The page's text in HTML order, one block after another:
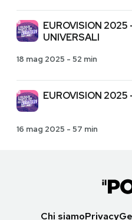
EUROVISION 2025
UNIVERSALI
18 mag 2025 - 52 min
EUROVISION 2025
16 mag 2025 - 57 min
Chi siamoPrivacy